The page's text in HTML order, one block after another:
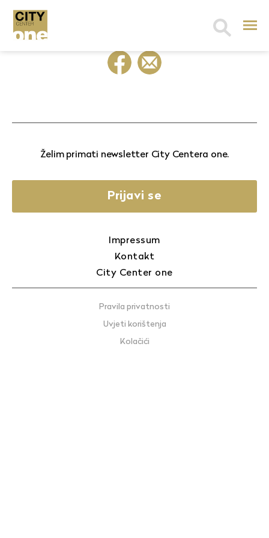
Search
Želim primati newsletter City Centera one.
Prijavi se
Impressum
Kontakt
City Center one
Pravila privatnosti
Uvjeti korištenja
Kolačići